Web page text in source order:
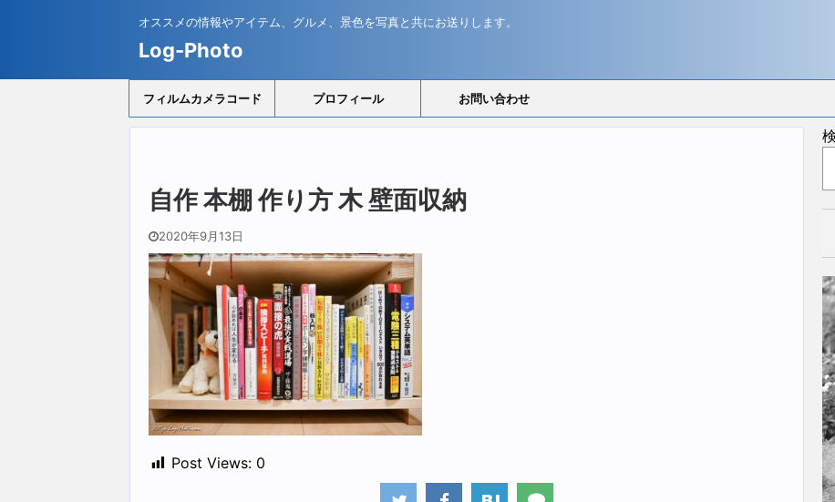
オススメの情報やアイテム、グルメ、景色を写真と共にお送りします。
Log-Photo
フィルムカメラコード プロフィール お問い合わせ
自作 本棚 作り方 木 壁面収納
2020年9月13日
Post Views: 0